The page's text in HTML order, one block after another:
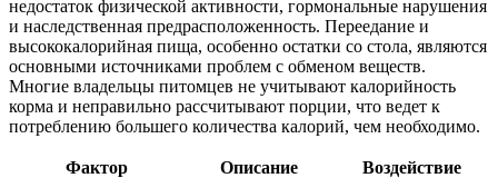
недостаток физической активности, гормональные нарушения
и наследственная предрасположенность. Переедание и
высококалорийная пища, особенно остатки со стола, являются
основными источниками проблем с обменом веществ.
Многие владельцы питомцев не учитывают калорийность
корма и неправильно рассчитывают порции, что ведет к
потреблению большего количества калорий, чем необходимо.
Фактор Описание Воздействие